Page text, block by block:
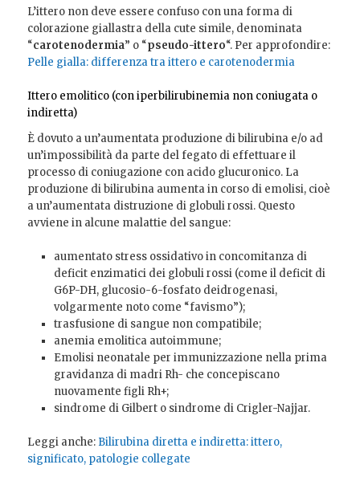
L’ittero non deve essere confuso con una forma di
colorazione giallastra della cute simile, denominata
“carotenodermia” o “pseudo-ittero“. Per approfondire:
Pelle gialla: differenza tra ittero e carotenodermia
Ittero emolitico (con iperbilirubinemia non coniugata o
indiretta)
È dovuto a un’aumentata produzione di bilirubina e/o ad
un’impossibilità da parte del fegato di effettuare il
processo di coniugazione con acido glucuronico. La
produzione di bilirubina aumenta in corso di emolisi, cioè
a un’aumentata distruzione di globuli rossi. Questo
avviene in alcune malattie del sangue:
aumentato stress ossidativo in concomitanza di
deficit enzimatici dei globuli rossi (come il deficit di
G6P-DH, glucosio-6-fosfato deidrogenasi,
volgarmente noto come “favismo”);
trasfusione di sangue non compatibile;
anemia emolitica autoimmune;
Emolisi neonatale per immunizzazione nella prima
gravidanza di madri Rh- che concepiscano
nuovamente figli Rh+;
sindrome di Gilberto sindrome di Crigler-Najjar.
Leggi anche: Bilirubina diretta e indiretta: ittero,
significato, patologie collegate